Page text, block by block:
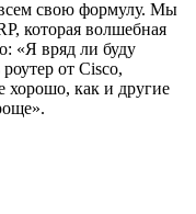
свою формулу. Мы
которая волшебная
«Я вряд ли буду
от Cisco,
хорошо, как и другие